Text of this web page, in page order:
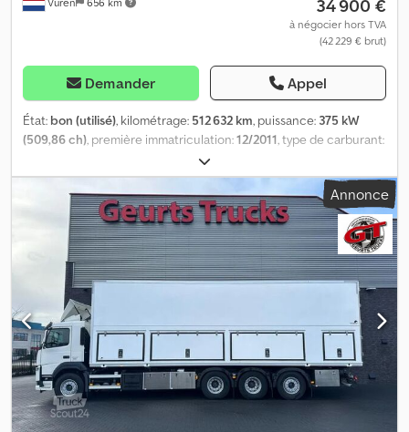
34 900 €
à négocier hors TVA
(42 229 € brut)
Demander Appel
État: bon (utilisé), kilométrage: 512 632 km, puissance: 375 kW
(509,86 ch) , première immatriculation:12/2011 , type de carburant:
315/80R22,5
d'essieux:6x2, empattement:4 300 mm, carburant:diesel, couleur:
, cabine conducteur:cabine courte, type d'engrenage:
automatique, nombre de vitesses:12, classe d'émission:Euro 5,
suspension:acier-air, longueur totale:9 000 mm, largeur totale:
2 550 mm, hauteur totale:3 480 mm, Année de construction:
, Équipement:ABS, Bluetooth, attelage de remorque,
climatisation, contrôle de traction, régulateur de vitesse,
régulation électrique des vitres, rétroviseur électrique,
verrouillage centralisé, = Autres options et équipements = -
Rétroviseurs chauffants - Tachygraphe numérique - Enregistreur
de parcours (appareil de contrôle) - Fixe - Lampe halogène -
Cabine courte - Jantes en alliage léger - Manuel - Prise de force
(PTO) - Radio/cassette - Tissu = Remarques = Nombre d’essieux :
3, configuration : 6x2, poids à vide : 10 625 kg, poids brut : 27 000
Annonce